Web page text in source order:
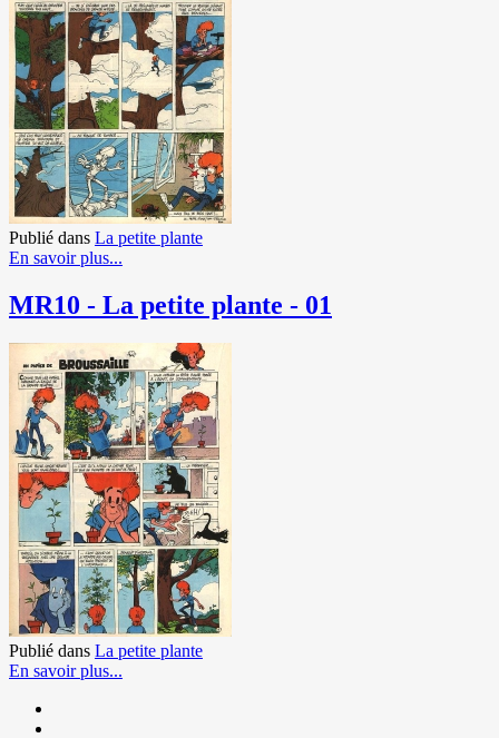
Publié dans La petite plante
En savoir plus...
MR10 - La petite plante - 01
Publié dans La petite plante
En savoir plus...